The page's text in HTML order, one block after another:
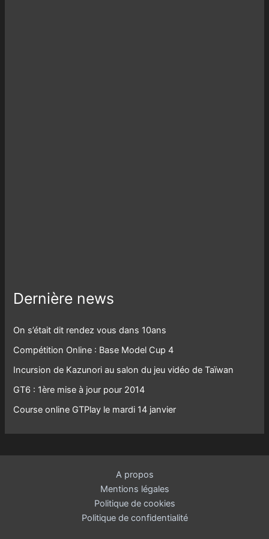
Dernière news
On s’était dit rendez vous dans 10ans
Compétition Online : Base Model Cup 4
Incursion de Kazunori au salon du jeu vidéo de Taïwan
GT6 : 1ère mise à jour pour 2014
Course online GTPlay le mardi 14 janvier
A propos
Mentions légales
Politique de cookies
Politique de confidentialité